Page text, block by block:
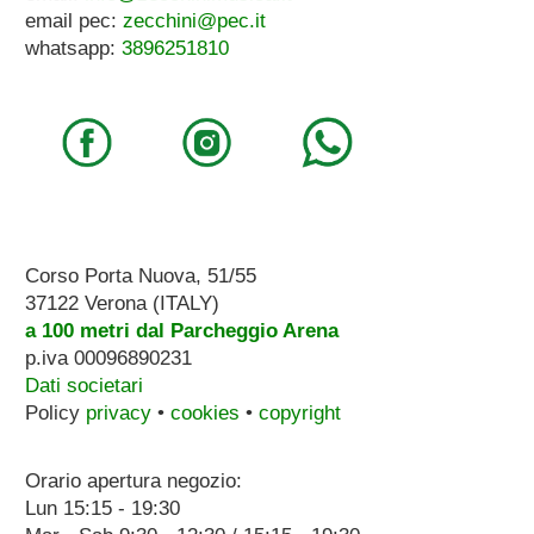
email pec: zecchini@pec.it
whatsapp: 3896251810
Corso Porta Nuova, 51/55
37122 Verona (ITALY)
a 100 metri dal Parcheggio Arena
p.iva 00096890231
Dati societari
Policy privacy• cookies • copyright
Orario apertura negozio:
Lun 15:15 - 19:30